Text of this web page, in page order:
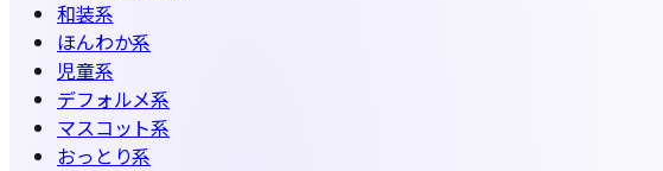
和装系
ほんわか系
児童系
デフォルメ系
マスコット系
おっとり系